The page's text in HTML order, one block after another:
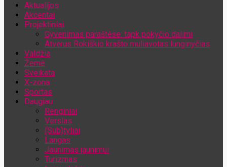
Aktualijos
Akcentai
Projektiniai
Gyvenimas paraštėse: tapk pokyčio dalimi
Atvėrus Rokiškio krašto muliavotas lunginyčias
Valdžia
Žemė
Sveikata
X-zona
Sportas
Daugiau
Renginiai
Verslas
(Sub)tyliai
Langas
Jaunimas jaunimui
Turizmas